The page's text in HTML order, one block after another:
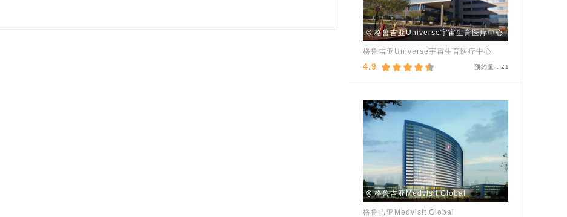
格鲁吉亚Universe宇宙生育医疗中心
格鲁吉亚Universe宇宙生育医疗中心
4.9 预约量：21
格鲁吉亚Medvisit Global
格鲁吉亚Medvisit Global